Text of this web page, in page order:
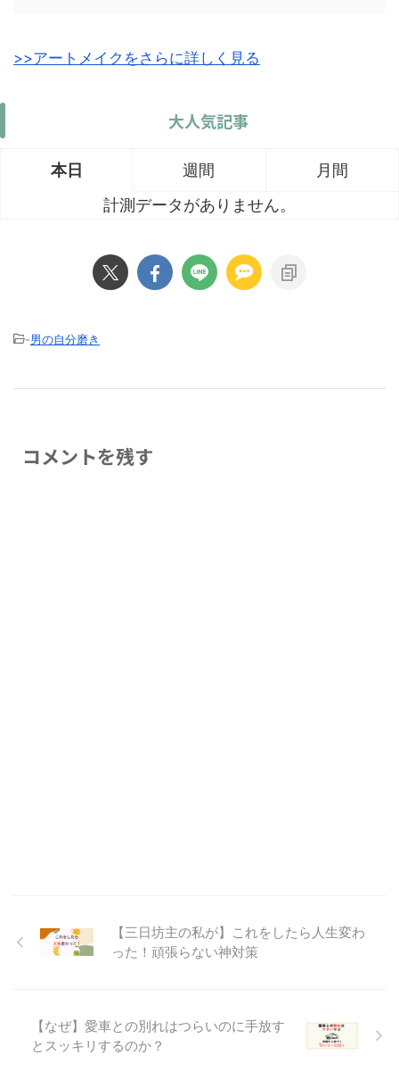
>>アートメイクをさらに詳しく見る
大人気記事
本日 週間
月間
計測データがありません。
-男の自分磨き
コメントを残す
【三日坊主の私が】これをしたら人生変わ
った！頑張らない神対策
【なぜ】愛車との別れはつらいのに手放す
とスッキリするのか？